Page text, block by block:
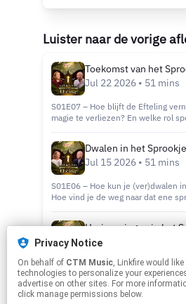
Privacy Notice
On behalf of CTM Music, Linkfire would like to use cookies and similar
technologies to personalize your
advertise on other sites. For more
click manage permissions below.
Luister naar de vorige
Toekomst van het
Jul 22 2026 • 51 mins
S01E07 – Hoe blijft de Efteling
magie te verliezen? En welke rol
Sprookjesbos? In de zevende
Geheim van de Efteling’ ontdekken
directeur Product, Markt & Imago
toekomstverkenner Deborah Nas
toekomst van het Sprookjesbos.
Efteling werkt aan nieuwe
altijd centraal blijven staan.
Dwalen in het
Jul 15 2026 • 51 mins
S01E06 – Hoe kun je (ver)dwalen
Hoe vind je de weg naar dat ene
weg? In de zesde aflevering van
Ivo Südmeier en
hoe paden, zichtlijnen, natuur en
ongemerkt sturen en waarom juist
zo’n belangrijke rol speelt in de
Efteling.
Herinneringen in het
Jul 08 2026 • 57 mins
S01E05 – Waarom onthouden we
Efteling zo goed? Hoe werken
En wat maakt een ervaring echt
aflevering van ‘Het Geheim van de